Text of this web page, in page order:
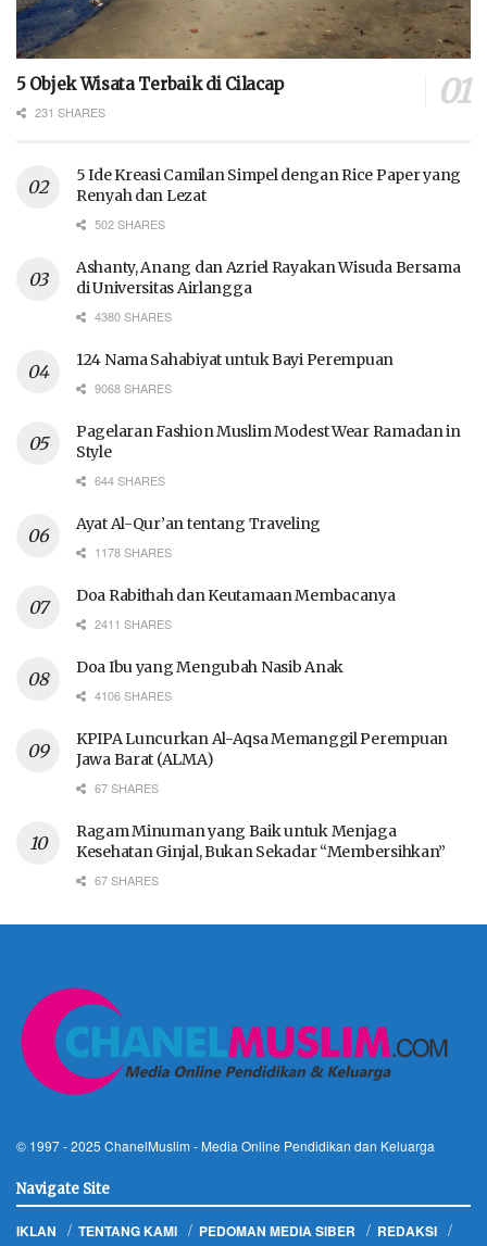
5 Objek Wisata Terbaik di Cilacap
231 SHARES
5 Ide Kreasi Camilan Simpel dengan Rice Paper yang
Renyah dan Lezat
502 SHARES
Ashanty, Anang dan Azriel Rayakan Wisuda Bersama
di Universitas Airlangga
4380 SHARES
124 Nama Sahabiyat untuk Bayi Perempuan
9068 SHARES
Pagelaran Fashion Muslim Modest Wear Ramadan in
Style
644 SHARES
Ayat Al-Qur’an tentang Traveling
1178 SHARES
Doa Rabithah dan Keutamaan Membacanya
2411 SHARES
Doa Ibu yang Mengubah Nasib Anak
4106 SHARES
KPIPA Luncurkan Al-Aqsa Memanggil Perempuan
Jawa Barat (ALMA)
67 SHARES
Ragam Minuman yang Baik untuk Menjaga
Kesehatan Ginjal, Bukan Sekadar “Membersihkan”
67 SHARES
© 1997 - 2025 ChanelMuslim - Media Online Pendidikan dan Keluarga
Navigate Site
IKLAN TENTANG KAMI PEDOMAN MEDIA SIBER
REDAKSI